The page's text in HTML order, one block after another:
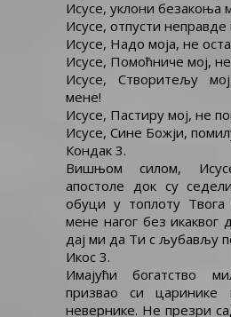
Исусе, уклони безакоња
Исусе, отпусти неправде
Исусе, Надо моја, не
Исусе, Помоћниче мој,
Исусе, Створитељу
мене!
Исусе, Пастиру мој, не
Исусе, Сине Божји,
Кондак 3.
Вишњом силом,
апостоле док су
обуци у топлоту
мене нагог без икаквог
дај ми да Ти с љубављу
Икос 3.
Имајући богатство
призвао си
невернике. Не презри